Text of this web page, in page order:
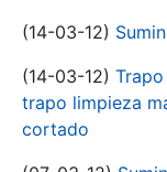
(14-03-12)
(14-03-12)
trapo limpieza
cortado